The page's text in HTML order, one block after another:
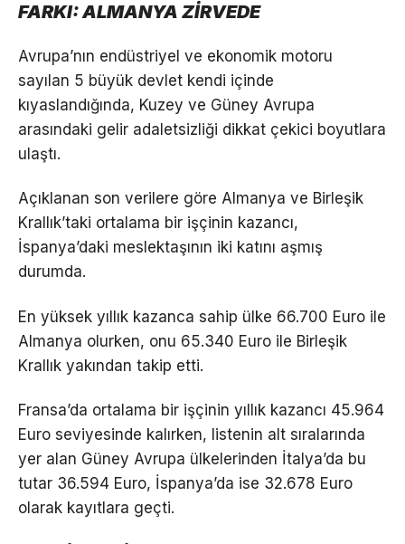
FARKI: ALMANYA ZİRVEDE
Avrupa’nın endüstriyel ve ekonomik motoru
sayılan 5 büyük devlet kendi içinde
kıyaslandığında, Kuzey ve Güney Avrupa
arasındaki gelir adaletsizliği dikkat çekici boyutlara
ulaştı.
Açıklanan son verilere göre Almanya ve Birleşik
Krallık’taki ortalama bir işçinin kazancı,
İspanya’daki meslektaşının iki katını aşmış
durumda.
En yüksek yıllık kazanca sahip ülke 66.700 Euro ile
Almanya olurken, onu 65.340 Euro ile Birleşik
Krallık yakından takip etti.
Fransa’da ortalama bir işçinin yıllık kazancı 45.964
Euro seviyesinde kalırken, listenin alt sıralarında
yer alan Güney Avrupa ülkelerinden İtalya’da bu
tutar 36.594 Euro, İspanya’da ise 32.678 Euro
olarak kayıtlara geçti.